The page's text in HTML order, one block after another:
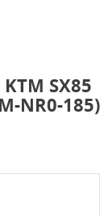
SX85
NR0-185)